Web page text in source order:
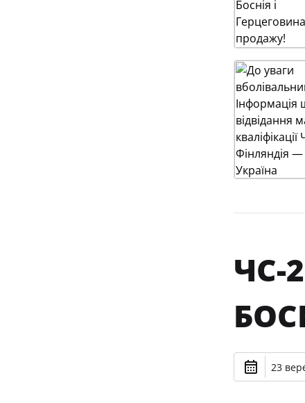
ЧС-
23